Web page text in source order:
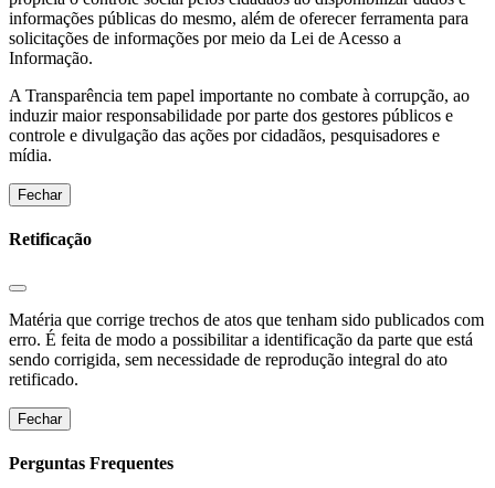
informações públicas do mesmo, além de oferecer ferramenta para
solicitações de informações por meio da Lei de Acesso a
Informação.
A Transparência tem papel importante no combate à corrupção, ao
induzir maior responsabilidade por parte dos gestores públicos e
controle e divulgação das ações por cidadãos, pesquisadores e
mídia.
Fechar
Retificação
Matéria que corrige trechos de atos que tenham sido publicados com
erro. É feita de modo a possibilitar a identificação da parte que está
sendo corrigida, sem necessidade de reprodução integral do ato
retificado.
Fechar
Perguntas Frequentes